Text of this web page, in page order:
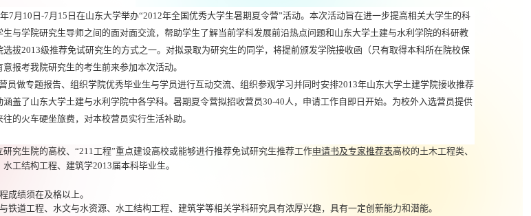
年7月 10 日 -7月 15 日在山东大学举办“2012年全国优秀大学生暑期夏令营”活动。本次活动旨在进一步提高相关大学生的科
与学院研究生导师之间的面对面交流，帮助学生了解当前学科发展前沿热点问题和山东大学土建与水利学院的科研教
选拔2013级推荐免试研究生的方式之一。对拟录取为研究生的同学，将提前颁发学院接收函（只有取得本科所在院校保
报考我院研究生的考生前来参加本次活动。
员做专题报告、组织学院优秀毕业生与学员进行互动交流、组织参观学习并同时安排2013年山东大学土建学院接收推荐
盖了山东大学土建与水利学院中各学科。暑期夏令营拟招收营员30-40人，申请工作自即日开始。为校外入选营员提供
的火车硬坐旅费，对本校营员实行生活补助。
究生院的高校、“211工程”重点建设高校或能够进行推荐免试研究生推荐工作申请书及专家推荐表高校的土木工程类、
工结构工程、建筑学2013届本科毕业生。
成绩须在及格以上。
铁道工程、水文与水资源、水工结构工程、建筑学等相关学科研究具有浓厚兴趣，具有一定创新能力和潜能。